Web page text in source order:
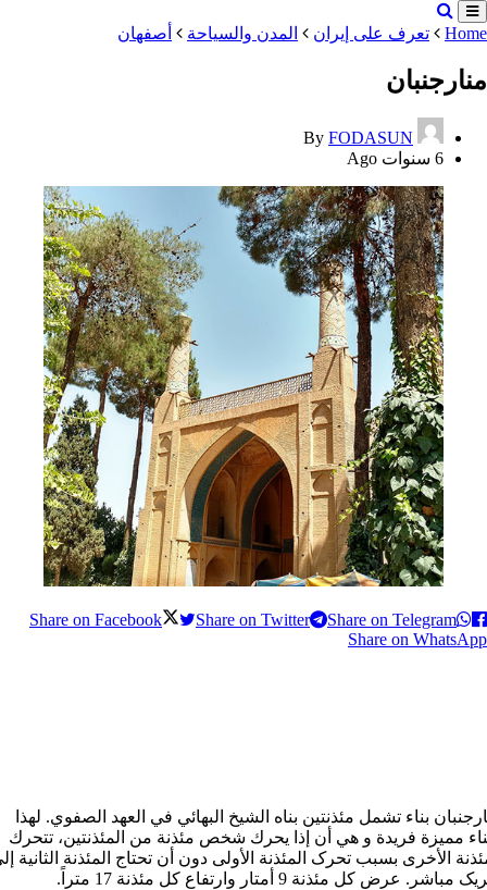
Home تعرف على إيران المدن والسياحة أصفهان
منارجنبان
By FODASUN
6 سنوات Ago
Share on Facebook Share on Twitter
Share on Telegram
Share on WhatsApp
بناء تشمل مئذنتین بناه الشیخ البهائي في العهد الصفوي. لهذا
ممیزة فریدة و هي أن إذا یحرك شخص مئذنة من المئذنتین، تتحرك
الأخرى بسبب تحرک المئذنة الأولی دون أن تحتاج المئذنة الثانیة
مباشر. عرض كل مئذنة 9 أمتار وارتفاع کل مئذنة 17 متراً.